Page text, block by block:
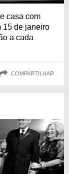
casa com
15 de janeiro
a cada
COMPARTILHAR